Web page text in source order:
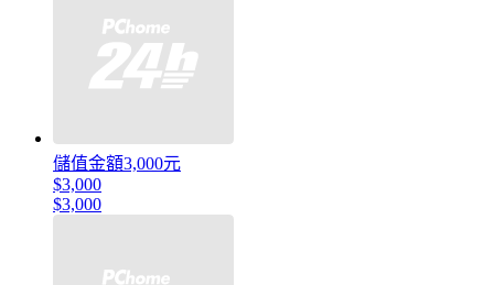
儲值金額3,000元
$3,000
$3,000